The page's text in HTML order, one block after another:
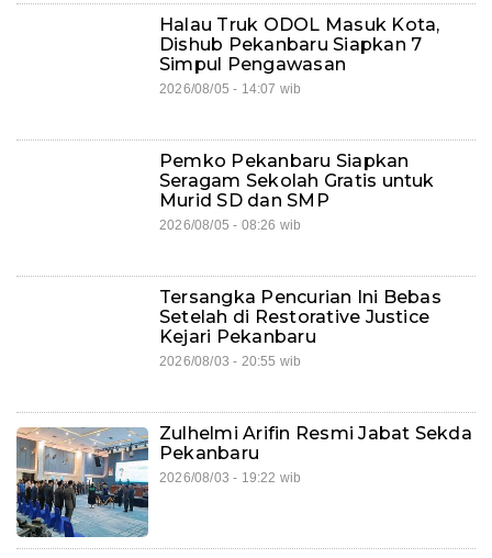
Halau Truk ODOL Masuk Kota,
Dishub Pekanbaru Siapkan 7
Simpul Pengawasan
2026/08/05 - 14:07 wib
Pemko Pekanbaru Siapkan
Seragam Sekolah Gratis untuk
Murid SD dan SMP
2026/08/05 - 08:26 wib
Tersangka Pencurian Ini Bebas
Setelah di Restorative Justice
Kejari Pekanbaru
2026/08/03 - 20:55 wib
Zulhelmi Arifin Resmi Jabat Sekda
Pekanbaru
2026/08/03 - 19:22 wib